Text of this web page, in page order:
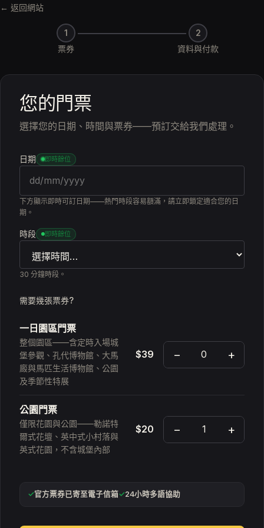
← 返回網站
1
票券
2
資料與付款
您的門票
選擇您的日期、時間與票券——預訂交給我們處理。
日期 即時餘位
下方顯示即時可訂日期——熱門時段容易額滿，請立即鎖定適合您的日
期。
時段 即時餘位
30 分鐘時段。
需要幾張票券?
一日園區門票
整個園區——含定時入場城
堡參觀、孔代博物館、大馬
廄與馬匹生活博物館、公園
及季節性特展
$39 − +
公園門票
僅限花園與公園——勒諾特
爾式花壇、英中式小村落與
英式花園，不含城堡內部
$20 − +
✓官方票券已寄至電子信箱✓24小時多語協助